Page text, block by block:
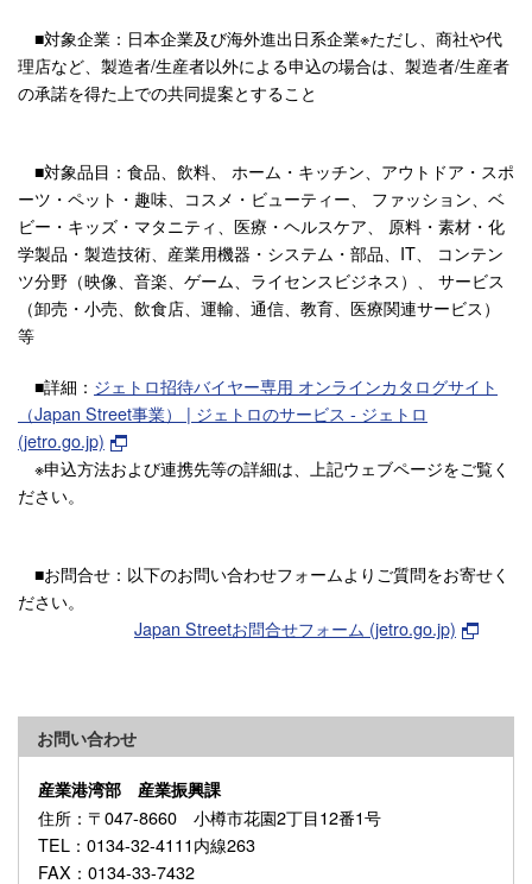
■対象企業：日本企業及び海外進出日系企業※ただし、商社や代
理店など、製造者/生産者以外による申込の場合は、製造者/生産者
の承諾を得た上での共同提案とすること
■対象品目：食品、飲料、 ホーム・キッチン、アウトドア・スポ
ーツ・ペット・趣味、コスメ・ビューティー、 ファッション、ベ
ビー・キッズ・マタニティ、医療・ヘルスケア、 原料・素材・化
学製品・製造技術、産業用機器・システム・部品、IT、 コンテン
ツ分野（映像、音楽、ゲーム、ライセンスビジネス）、 サービス
（卸売・小売、飲食店、運輸、通信、教育、医療関連サービス）
等
■詳細： ジェトロ招待バイヤー専用 オンラインカタログサイト
（Japan Street事業） | ジェトロのサービス - ジェトロ
(jetro.go.jp)
※申込方法および連携先等の詳細は、上記ウェブページをご覧く
ださい。
■お問合せ：以下のお問い合わせフォームよりご質問をお寄せく
ださい。
Japan Streetお問合せフォーム (jetro.go.jp)
お問い合わせ
産業港湾部 産業振興課
住所 ：〒047-8660 小樽市花園2丁目12番1号
TEL ：0134-32-4111内線263
FAX ：0134-33-7432